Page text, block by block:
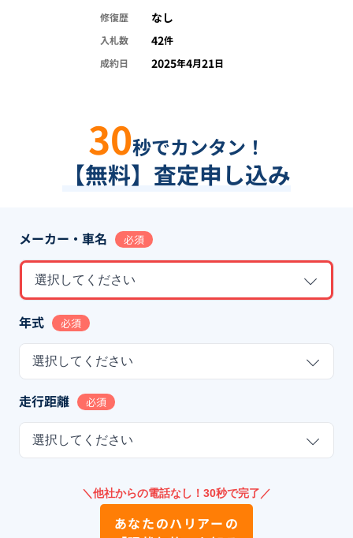
修復歴
なし
入札数 42件
成約日
2025年4月21日
30秒でカンタン！
【無料】査定申し込み
メーカー・車名 必須
選択してください
年式 必須
選択してください
走行距離 必須
選択してください
＼他社からの電話なし！30秒で完了／
あなたのハリアー の